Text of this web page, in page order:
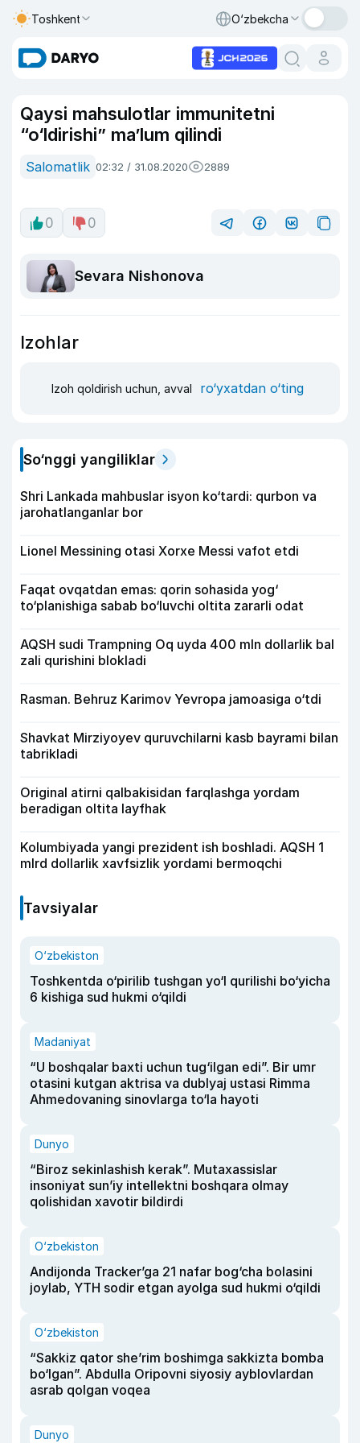
Toshkent O‘zbekcha
Qaysi mahsulotlar immunitetni
“o‘ldirishi” ma’lum qilindi
Salomatlik 02:32 / 31.08.2020 2889
0 0
Sevara Nishonova
Izohlar
Izoh qoldirish uchun, avval ro‘yxatdan o‘ting
So‘nggi yangiliklar
Shri Lankada mahbuslar isyon ko‘tardi: qurbon va
jarohatlanganlar bor
Lionel Messining otasi Xorxe Messi vafot etdi
Faqat ovqatdan emas: qorin sohasida yog‘
to‘planishiga sabab bo‘luvchi oltita zararli odat
AQSH sudi Trampning Oq uyda 400 mln dollarlik bal
zali qurishini blokladi
Rasman. Behruz Karimov Yevropa jamoasiga o‘tdi
Shavkat Mirziyoyev quruvchilarni kasb bayrami bilan
tabrikladi
Original atirni qalbakisidan farqlashga yordam
beradigan oltita layfhak
Kolumbiyada yangi prezident ish boshladi. AQSH 1
mlrd dollarlik xavfsizlik yordami bermoqchi
Tavsiyalar
O‘zbekiston
Toshkentda o‘pirilib tushgan yo‘l qurilishi bo‘yicha
6 kishiga sud hukmi o‘qildi
Madaniyat
“U boshqalar baxti uchun tug‘ilgan edi”. Bir umr
otasini kutgan aktrisa va dublyaj ustasi Rimma
Ahmedovaning sinovlarga to‘la hayoti
Dunyo
“Biroz sekinlashish kerak”. Mutaxassislar
insoniyat sun’iy intellektni boshqara olmay
qolishidan xavotir bildirdi
O‘zbekiston
Andijonda Tracker’ga 21 nafar bog‘cha bolasini
joylab, YTH sodir etgan ayolga sud hukmi o‘qildi
O‘zbekiston
“Sakkiz qator she’rim boshimga sakkizta bomba
bo‘lgan”. Abdulla Oripovni siyosiy ayblovlardan
asrab qolgan voqea
Dunyo